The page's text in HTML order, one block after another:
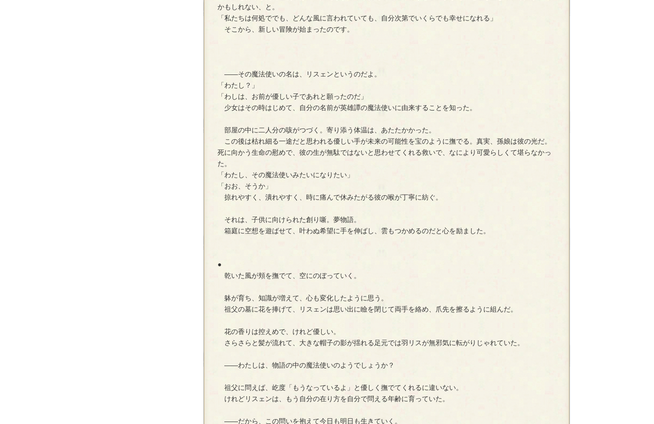
かもしれない、と。
「私たちは何処ででも、どんな風に言われていても、自分次第でいくらでも幸せになれる」
そこから、新しい冒険が始まったのです。
――その魔法使いの名は、リスェンというのだよ。
「わたし？」
「わしは、お前が優しい子であれと願ったのだ」
少女はその時はじめて、自分の名前が英雄譚の魔法使いに由来することを知った。
部屋の中に二人分の咳がつづく。寄り添う体温は、あたたかかった。
この後は枯れ細る一途だと思われる優しい手が未来の可能性を宝のように撫でる。真実、孫娘は彼の光だ。
死に向かう生命の慰めで、彼の生が無駄ではないと思わせてくれる救いで、なにより可愛らしくて堪らなかっ
た。
「わたし、その魔法使いみたいになりたい」
「おお、そうか」
掠れやすく、潰れやすく、時に痛んで休みたがる彼の喉が丁寧に紡ぐ。
それは、子供に向けられた創り噺。夢物語。
箱庭に空想を遊ばせて、叶わぬ希望に手を伸ばし、雲もつかめるのだと心を励ました。
●
乾いた風が頬を撫でて、空にのぼっていく。
躰が育ち、知識が増えて、心も変化したように思う。
祖父の墓に花を捧げて、リスェンは思い出に瞼を閉じて両手を絡め、爪先を擦るように組んだ。
花の香りは控えめで、けれど優しい。
さらさらと髪が流れて、大きな帽子の影が揺れる足元では羽リスが無邪気に転がりじゃれていた。
――わたしは、物語の中の魔法使いのようでしょうか？
祖父に問えば、屹度「もうなっているよ」と優しく撫でてくれるに違いない。
けれどリスェンは、もう自分の在り方を自分で問える年齢に育っていた。
――だから、この問いを抱えて今日も明日も生きていく。